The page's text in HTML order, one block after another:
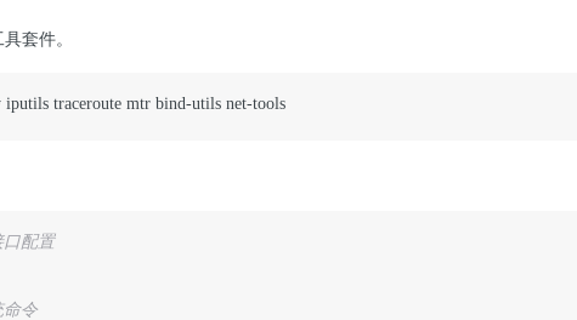
套件。
traceroute mtr bind-utils net-tools
口配置
命令